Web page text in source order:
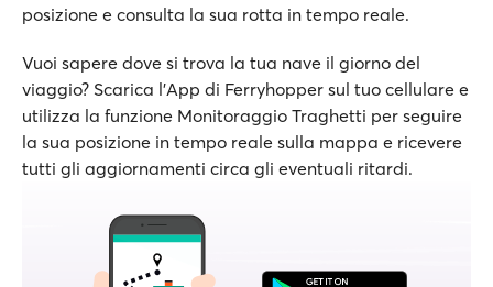
posizione e consulta la sua rotta in tempo reale.
Vuoi sapere dove si trova la tua nave il giorno del
viaggio? Scarica l'App di Ferryhopper sul tuo cellulare e
utilizza la funzione Monitoraggio Traghetti per seguire
la sua posizione in tempo reale sulla mappa e ricevere
tutti gli aggiornamenti circa gli eventuali ritardi.